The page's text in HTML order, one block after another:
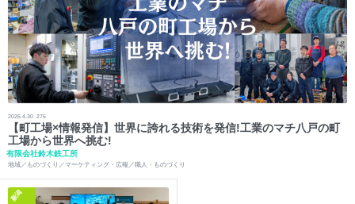
2026.4.30 276
【町工場×情報発信】世界に誇れる技術を発信!工業のマチ八戸の町
工場から世界へ挑む!
有限会社鈴木鉄工所
地域／ものづくり／マーケティング・広報／職人・ものづくり
新潟